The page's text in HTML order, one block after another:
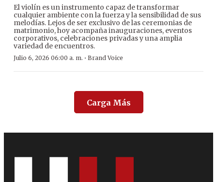
El violín es un instrumento capaz de transformar
cualquier ambiente con la fuerza y la sensibilidad de sus
melodías. Lejos de ser exclusivo de las ceremonias de
matrimonio, hoy acompaña inauguraciones, eventos
corporativos, celebraciones privadas y una amplia
variedad de encuentros.
Julio 6, 2026 06:00 a. m. · Brand Voice
Carga Más